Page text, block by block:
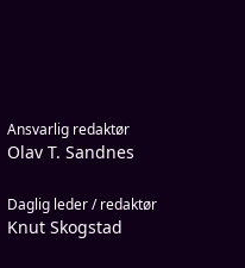
Ansvarlig redaktør
Olav T. Sandnes
Daglig leder / redaktør
Knut Skogstad